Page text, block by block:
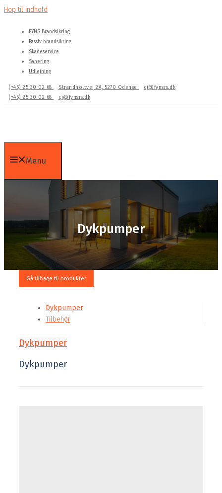
Hop til indhold
FYNS Brandsikring
Passiv brandsikring
Skadeservice
Sanering
Udlejning
(+45) 25 30 02 68 Strandholtvej 2A, 5270 Odense
cj@fynsrs.dk
(+45) 25 30 02 68
cj@fynsrs.dk
Menu
Dykpumper
Gå tilbage til produkter
Dykpumper
Tilbehør
Dykpumper
Dykpumper